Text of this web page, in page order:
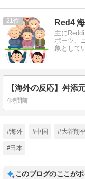
21 Red4
主に
ポーツ、
象として
4時間前
#海外 #中国 #大谷翔
#日本
このブログのここが